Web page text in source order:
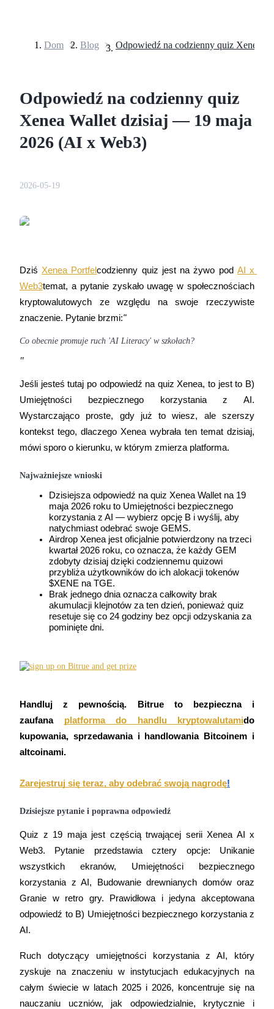
Kontrakty terminowe na USDT
TradFi
Instrumenty pochodne na akcje, forex, metale szlachetne i
Kontrakty terminowe na USDC
Kontrakty futures wykorzystujące USDC jako zabezpieczenie
Dołącz do najlepszych traderów
Zostań traderem kopiującym
Ciesz się podziałem zysków i prowizjami z kopiowania
Informacja
Analiza Big Data, w tym informacje handlowe itp.
Dom > Blog >
Odpowiedź na codzienny quiz
Xenea Wallet dzisiaj — 19 maja
2026 (AI x Web3)
2026-05-19
Dziś Xenea Portfelcodzienny quiz jest na żywo pod AI x
Web3temat, a pytanie zyskało uwagę w społecznościach
kryptowalutowych ze względu na swoje rzeczywiste
znaczenie. Pytanie brzmi:"
Co obecnie promuje ruch 'AI Literacy' w szkołach?
"
Jeśli jesteś tutaj po odpowiedź na quiz Xenea, to jest to B)
Umiejętności bezpiecznego korzystania z AI.
Wystarczająco proste, gdy już to wiesz, ale szerszy
kontekst tego, dlaczego Xenea wybrała ten temat dzisiaj,
mówi sporo o kierunku, w którym zmierza platforma.
Najważniejsze wnioski
Dzisiejsza odpowiedź na quiz Xenea Wallet na 19
maja 2026 roku to Umiejętności bezpiecznego
korzystania z AI — wybierz opcję B i wyślij, aby
natychmiast odebrać swoje GEMS.
Airdrop Xenea jest oficjalnie potwierdzony na trzeci
kwartał 2026 roku, co oznacza, że każdy GEM
zdobyty dzisiaj dzięki codziennemu quizowi
przybliża użytkowników do ich alokacji tokenów
$XENE na TGE.
Brak jednego dnia oznacza całkowity brak
akumulacji klejnotów za ten dzień, ponieważ quiz
resetuje się co 24 godziny bez opcji odzyskania za
pominięte dni.
Handluj z pewnością. Bitrue to bezpieczna i
zaufana
platforma do handlu kryptowalutamido
kupowania, sprzedawania i handlowania Bitcoinem i
altcoinami.
Zarejestruj się teraz, aby odebrać swoją nagrodę!
Dzisiejsze pytanie i poprawna odpowiedź
Quiz z 19 maja jest częścią trwającej serii Xenea AI x
Web3. Pytanie przedstawia cztery opcje: Unikanie
wszystkich ekranów, Umiejętności bezpiecznego
korzystania z AI, Budowanie drewnianych domów oraz
Granie w retro gry. Prawidłowa i jedyna akceptowana
odpowiedź to B) Umiejętności bezpiecznego korzystania z
AI.
Ruch dotyczący umiejętności korzystania z AI, który
zyskuje na znaczeniu w instytucjach edukacyjnych na
całym świecie w latach 2025 i 2026, koncentruje się na
nauczaniu uczniów, jak odpowiedzialnie, krytycznie i